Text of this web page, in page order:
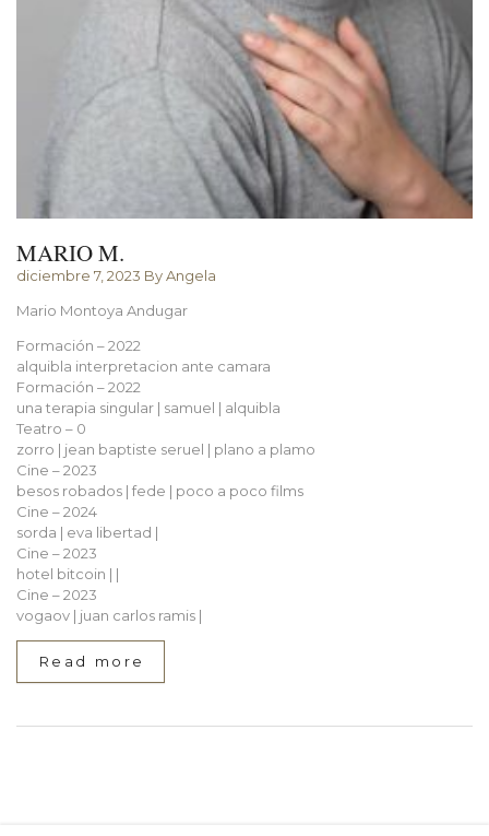
MARIO M.
diciembre 7, 2023 By Angela
Mario Montoya Andugar
Formación – 2022
alquibla interpretacion ante camara
Formación – 2022
una terapia singular | samuel | alquibla
Teatro – 0
zorro | jean baptiste seruel | plano a plamo
Cine – 2023
besos robados | fede | poco a poco films
Cine – 2024
sorda | eva libertad |
Cine – 2023
hotel bitcoin | |
Cine – 2023
vogaov | juan carlos ramis |
Read more